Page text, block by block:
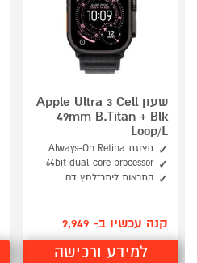
שעון Apple Ultra 3 Cell
49mm B.Titan + Blk
Loop/L
תצוגת Always-On Retina
64bit dual-core processor
התראות ליתר־לחץ דם
קנה עכשיו ב- 2,949
למידע ורכישה